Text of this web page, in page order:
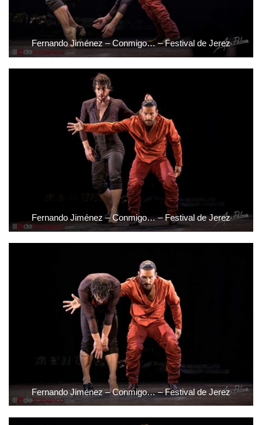
Fernando Jiménez – Conmigo… – Festival de Jerez
Fernando Jiménez – Conmigo… – Festival de Jerez
Fernando Jiménez – Conmigo… – Festival de Jerez